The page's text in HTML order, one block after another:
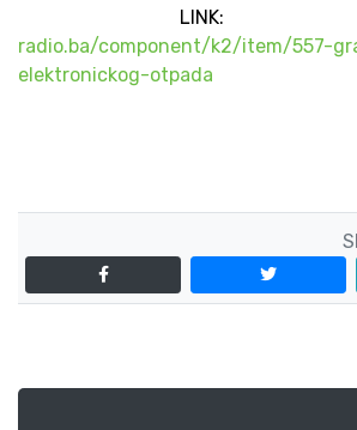
radio.ba/component/k2/item/557-
elektronickog-otpada